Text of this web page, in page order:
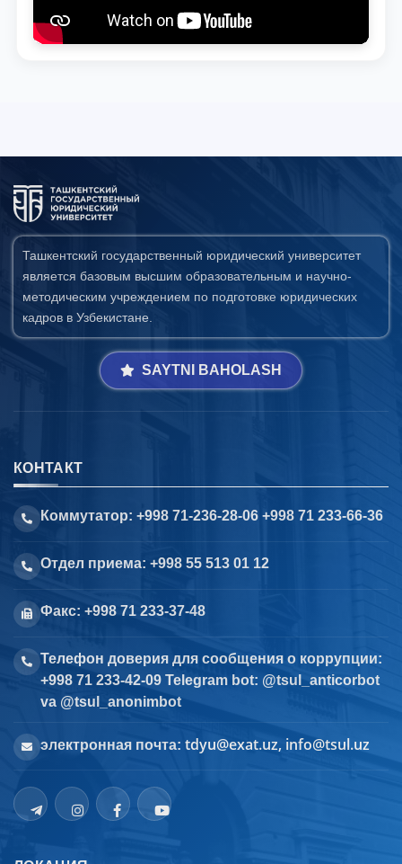
Ташкентский государственный юридический университет
является базовым высшим образовательным и научно-
методическим учреждением по подготовке юридических
кадров в Узбекистане.
SAYTNI BAHOLASH
КОНТАКТ
Коммутатор: +998 71-236-28-06 +998 71 233-66-36
Отдел приема: +998 55 513 01 12
Факс: +998 71 233-37-48
Телефон доверия для сообщения о коррупции:
+998 71 233-42-09 Telegram bot: @tsul_anticorbot
va @tsul_anonimbot
электронная почта: tdyu@exat.uz, info@tsul.uz